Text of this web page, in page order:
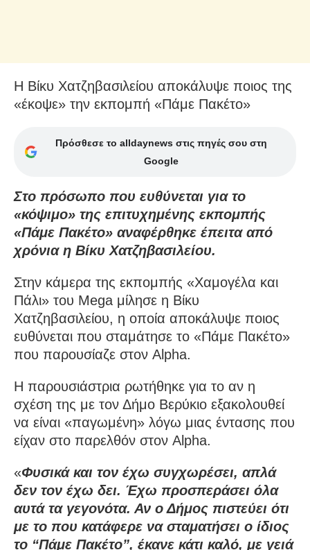
Η Βίκυ Χατζηβασιλείου αποκάλυψε ποιος της
«έκοψε» την εκπομπή «Πάμε Πακέτο»
Πρόσθεσε το alldaynews στις πηγές σου στη
Google
Στο πρόσωπο που ευθύνεται για το
«κόψιμο» της επιτυχημένης εκπομπής
«Πάμε Πακέτο» αναφέρθηκε έπειτα από
χρόνια η Βίκυ Χατζηβασιλείου.
Στην κάμερα της εκπομπής «Χαμογέλα και
Πάλι» του Mega μίλησε η Βίκυ
Χατζηβασιλείου, η οποία αποκάλυψε ποιος
ευθύνεται που σταμάτησε το «Πάμε Πακέτο»
που παρουσίαζε στον Alpha.
Η παρουσιάστρια ρωτήθηκε για το αν η
σχέση της με τον Δήμο Βερύκιο εξακολουθεί
να είναι «παγωμένη» λόγω μιας έντασης που
είχαν στο παρελθόν στον Alpha.
«Φυσικά και τον έχω συγχωρέσει, απλά
δεν τον έχω δει. Έχω προσπεράσει όλα
αυτά τα γεγονότα. Αν ο Δήμος πιστεύει ότι
με το που κατάφερε να σταματήσει ο ίδιος
το “Πάμε Πακέτο”, έκανε κάτι καλό, με γειά